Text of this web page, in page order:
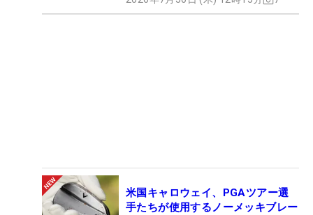
米国キャロウェイ、PGAツアー選
手たちが使用するノーメッキブレー